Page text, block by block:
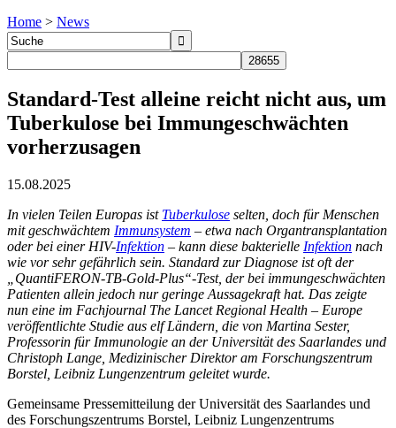
Home > News
Standard-Test alleine reicht nicht aus, um
Tuberkulose bei Immungeschwächten
vorherzusagen
15.08.2025
In vielen Teilen Europas ist Tuberkulose selten, doch für Menschen
mit geschwächtem Immunsystem – etwa nach Organtransplantation
oder bei einer HIV-Infektion – kann diese bakterielle Infektion nach
wie vor sehr gefährlich sein. Standard zur Diagnose ist oft der
„QuantiFERON-TB-Gold-Plus“-Test, der bei immungeschwächten
Patienten allein jedoch nur geringe Aussagekraft hat. Das zeigte
nun eine im Fachjournal The Lancet Regional Health – Europe
veröffentlichte Studie aus elf Ländern, die von Martina Sester,
Professorin für Immunologie an der Universität des Saarlandes und
Christoph Lange, Medizinischer Direktor am Forschungszentrum
Borstel, Leibniz Lungenzentrum geleitet wurde.
Gemeinsame Pressemitteilung der Universität des Saarlandes und
des Forschungszentrums Borstel, Leibniz Lungenzentrums